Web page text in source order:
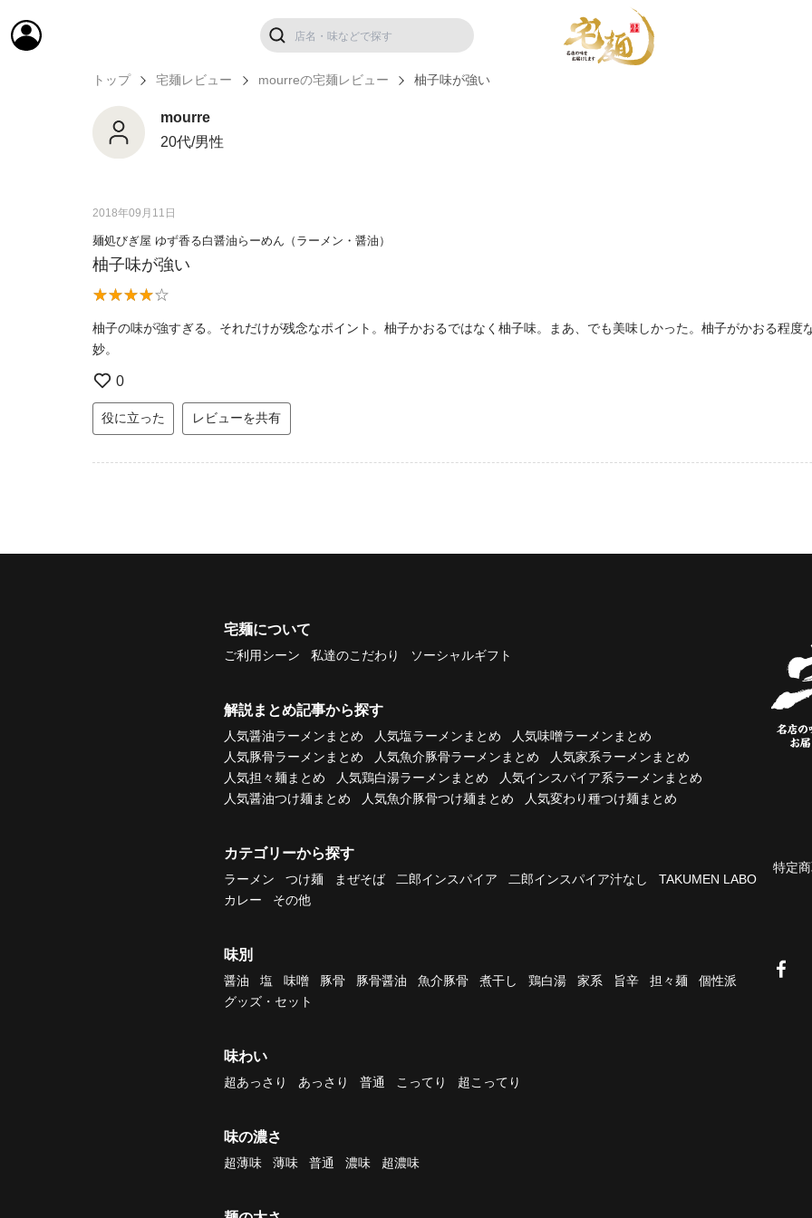
トップ 宅麺レビュー mourreの宅麺レビュー 柚子味が強い
mourre
20代/男性
2018年09月11日
麺処びぎ屋 ゆず香る白醤油らーめん（ラーメン・醤油）
柚子味が強い
柚子の味が強すぎる。それだけが残念なポイント。柚子かおるではなく柚子味。まあ、でも美味しかった。柚子がかおる程
妙。
0
役に立った レビューを共有
宅麺について
ご利用シーン 私達のこだわり ソーシャルギフト
解説まとめ記事から探す
人気醤油ラーメンまとめ 人気塩ラーメンまとめ
人気味噌ラーメンまとめ
人気豚骨ラーメンまとめ
人気魚介豚骨ラーメンまとめ
人気家系ラーメンまとめ
人気担々麺まとめ
人気鶏白湯ラーメンまとめ
人気インスパイア系ラーメンまとめ
人気醤油つけ麺まとめ
人気魚介豚骨つけ麺まとめ 人気変わり種つけ麺まとめ
カテゴリーから探す
ラーメン つけ麺 まぜそば 二郎インスパイア 二郎インスパイア汁なし
TAKUMEN LABO
カレー
その他
味別
醤油 塩 味噌 豚骨 豚骨醤油 魚介豚骨 煮干し 鶏白湯 家系 旨辛 担々麺
個性派
グッズ・セット
味わい
超あっさり あっさり 普通 こってり 超こってり
味の濃さ
超薄味 薄味 普通 濃味 超濃味
特定